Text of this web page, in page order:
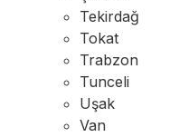
Tekirdağ
Tokat
Trabzon
Tunceli
Uşak
Van